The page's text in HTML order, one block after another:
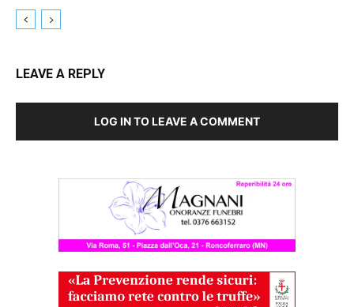
LEAVE A REPLY
LOG IN TO LEAVE A COMMENT